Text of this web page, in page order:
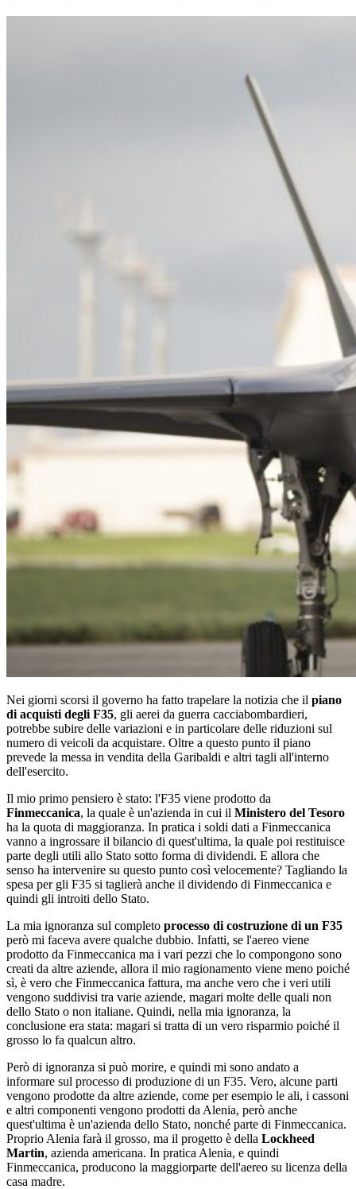
Nei giorni scorsi il governo ha fatto trapelare la notizia che il piano
di acquisti degli F35, gli aerei da guerra cacciabombardieri,
potrebbe subire delle variazioni e in particolare delle riduzioni sul
numero di veicoli da acquistare. Oltre a questo punto il piano
prevede la messa in vendita della Garibaldi e altri tagli all'interno
dell'esercito.
Il mio primo pensiero è stato: l'F35 viene prodotto da
Finmeccanica, la quale è un'azienda in cui il Ministero del Tesoro
ha la quota di maggioranza. In pratica i soldi dati a Finmeccanica
vanno a ingrossare il bilancio di quest'ultima, la quale poi restituisce
parte degli utili allo Stato sotto forma di dividendi. E allora che
senso ha intervenire su questo punto così velocemente? Tagliando la
spesa per gli F35 si taglierà anche il dividendo di Finmeccanica e
quindi gli introiti dello Stato.
La mia ignoranza sul completo processo di costruzione di un F35
però mi faceva avere qualche dubbio. Infatti, se l'aereo viene
prodotto da Finmeccanica ma i vari pezzi che lo compongono sono
creati da altre aziende, allora il mio ragionamento viene meno poiché
sì, è vero che Finmeccanica fattura, ma anche vero che i veri utili
vengono suddivisi tra varie aziende, magari molte delle quali non
dello Stato o non italiane. Quindi, nella mia ignoranza, la
conclusione era stata: magari si tratta di un vero risparmio poiché il
grosso lo fa qualcun altro.
Però di ignoranza si può morire, e quindi mi sono andato a
informare sul processo di produzione di un F35. Vero, alcune parti
vengono prodotte da altre aziende, come per esempio le ali, i cassoni
e altri componenti vengono prodotti da Alenia, però anche
quest'ultima è un'azienda dello Stato, nonché parte di Finmeccanica.
Proprio Alenia farà il grosso, ma il progetto è della Lockheed
Martin, azienda americana. In pratica Alenia, e quindi
Finmeccanica, producono la maggiorparte dell'aereo su licenza della
casa madre.